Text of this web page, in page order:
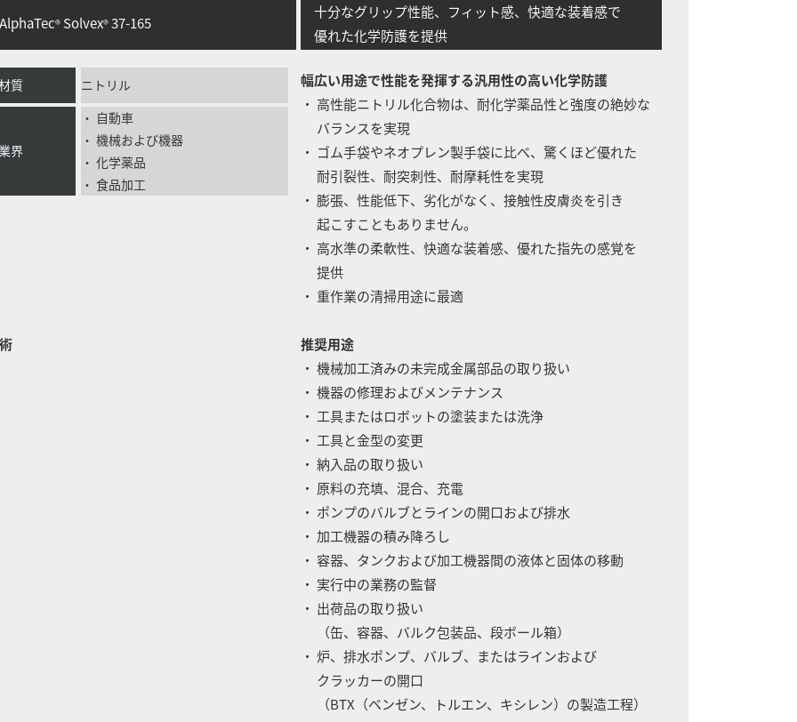
® Solvex®37-165
十分なグリップ性能、フィット感、快適な装着感で
優れた化学防護を提供
質 ニトリル
界
・ 自動車
・ 機械および機器
・ 化学薬品
・ 食品加工
幅広い用途で性能を発揮する汎用性の高い化学防護
・ 高性能ニトリル化合物は、耐化学薬品性と強度の絶妙な
バランスを実現
・ ゴム手袋やネオプレン製手袋に比べ、驚くほど優れた
耐引裂性、耐突刺性、耐摩耗性を実現
・ 膨張、性能低下、劣化がなく、接触性皮膚炎を引き
起こすこともありません。
・ 高水準の柔軟性、快適な装着感、優れた指先の感覚を
提供
・ 重作業の清掃用途に最適
推奨用途
・ 機械加工済みの未完成金属部品の取り扱い
・ 機器の修理およびメンテナンス
・ 工具またはロボットの塗装または洗浄
・ 工具と金型の変更
・ 納入品の取り扱い
・ 原料の充填、混合、充電
・ ポンプのバルブとラインの開口および排水
・ 加工機器の積み降ろし
・ 容器、タンクおよび加工機器間の液体と固体の移動
・ 実行中の業務の監督
・ 出荷品の取り扱い
（缶、容器、バルク包装品、段ボール箱）
・ 炉、排水ポンプ、バルブ、またはラインおよび
クラッカーの開口
（BTX（ベンゼン、トルエン、キシレン）の製造工程）